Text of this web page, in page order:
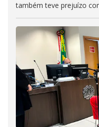
também teve prejuízo